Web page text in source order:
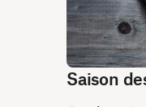
Saison